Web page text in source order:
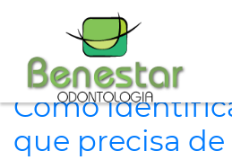
A
Clínica
Especialidades
Como
que precisa de